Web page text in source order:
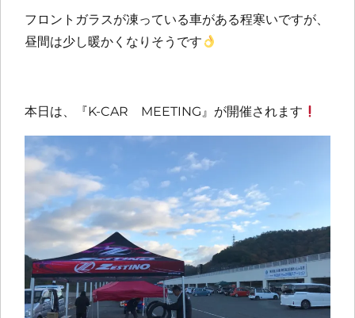
フロントガラスが凍っている車がある程寒いですが、
昼間は少し暖かくなりそうです
本日は、『K-CAR MEETING』が開催されます